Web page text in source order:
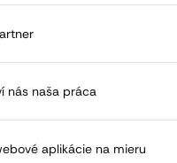
nás naša práca
aplikácie na mieru